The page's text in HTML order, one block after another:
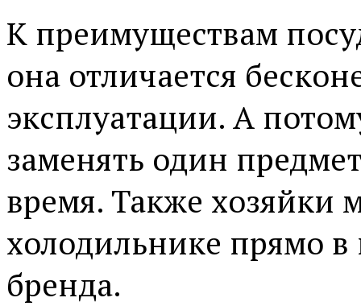
К преимуществам
она отличается
эксплуатации. А
заменять один
время. Также хозяйки
холодильнике прямо в
бренда.